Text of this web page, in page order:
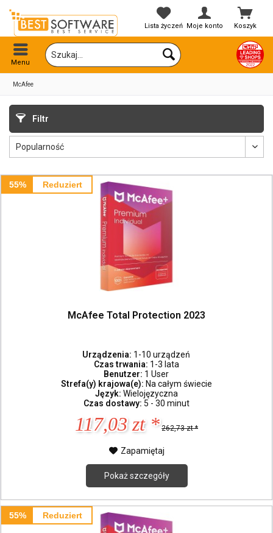
Koszyk
Lista życzeń Moje konto
Menu
McAfee
Filtr
55% Reduziert
McAfee Total Protection 2023
Urządzenia: 1-10 urządzeń
Czas trwania: 1-3 lata
Benutzer: 1 User
Strefa(y) krajowa(e): Na całym świecie
Język: Wielojęzyczna
Czas dostawy: 5 - 30 minut
117,03 zt * 262,73 zt *
Zapamiętaj
Pokaż szczegóły
55% Reduziert